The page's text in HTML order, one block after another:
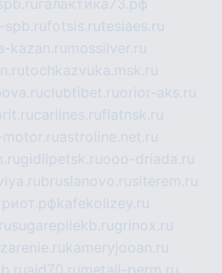
галактика73.рф
spb.rufotsis.rutesiaes.ru
kazan.ru mossilver.ru
tochkazvuka.msk.ru
clubtibet.ruorior-aks.ru
carlines.ruflatnsk.ru
astroline.net.ru
gidlipetsk.ruooo-driada.ru
bruslanovo.rusiterem.ru
kafekolizey.ru
sugarepilekb.rugrinox.ru
kameryjooan.ru